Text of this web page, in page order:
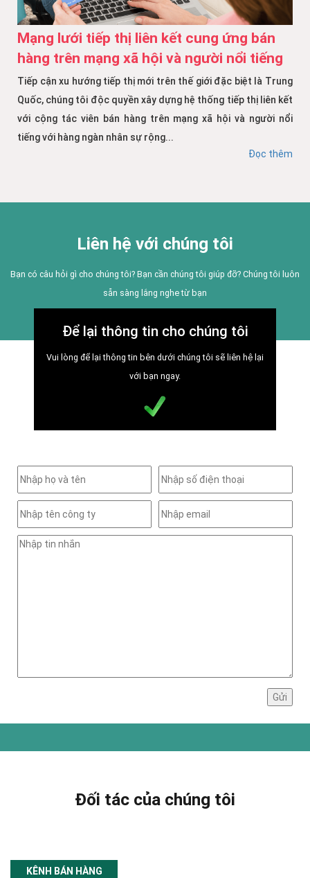
Mạng lưới tiếp thị liên kết cung ứng bán
hàng trên mạng xã hội và người nổi tiếng
Tiếp cận xu hướng tiếp thị mới trên thế giới đặc biệt là Trung
Quốc, chúng tôi độc quyền xây dựng hệ thống tiếp thị liên kết
với cộng tác viên bán hàng trên mạng xã hội và người nổi
tiếng với hàng ngàn nhân sự rộng...
Đọc thêm
Liên hệ với chúng tôi
Bạn có câu hỏi gì cho chúng tôi? Bạn cần chúng tôi giúp đỡ? Chúng tôi luôn
sẵn sàng lắng nghe từ bạn
Để lại thông tin cho chúng tôi
Vui lòng để lại thông tin bên dưới chúng tôi sẽ liên hệ lại
với bạn ngay.
Đối tác của chúng tôi
KÊNH BÁN HÀNG